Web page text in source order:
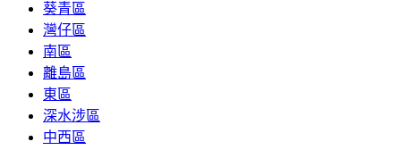
葵青區
灣仔區
南區
離島區
東區
深水涉區
中西區